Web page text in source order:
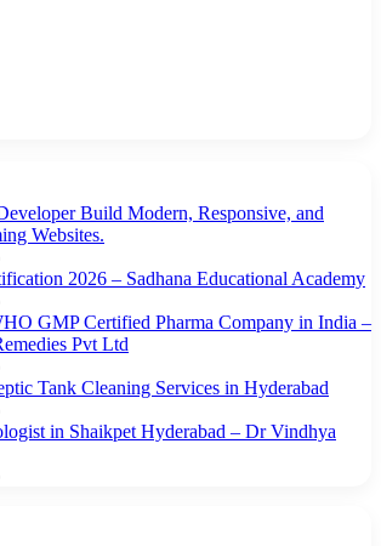
Build Modern, Responsive, and
Websites.
2026 – Sadhana Educational Academy
GMP Certified Pharma Company in India –
Pvt Ltd
Tank Cleaning Services in Hyderabad
in Shaikpet Hyderabad – Dr Vindhya